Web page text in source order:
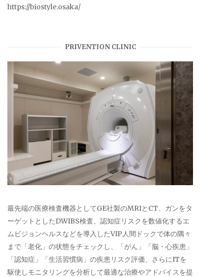
https://biostyle.osaka/
PRIVENTION CLINIC
最先端の医療検査機器としてGE社製のMRIとCT、ガンをタ
ーゲットとしたDWIBS検査、認知症リスクを数値化するエ
ムビジョンヘルスなどを導入したVIP人間ドックで体の隅々
まで「老化」の状態をチェックし、「がん」「脳・心疾患」
「認知症」「生活習慣病」の疾患リスク評価、さらにITを
駆使しモニタリングを分析して最適な治療やアドバイスを提